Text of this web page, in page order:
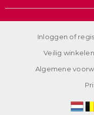
Inloggen of
Veilig winkelen
Algemene